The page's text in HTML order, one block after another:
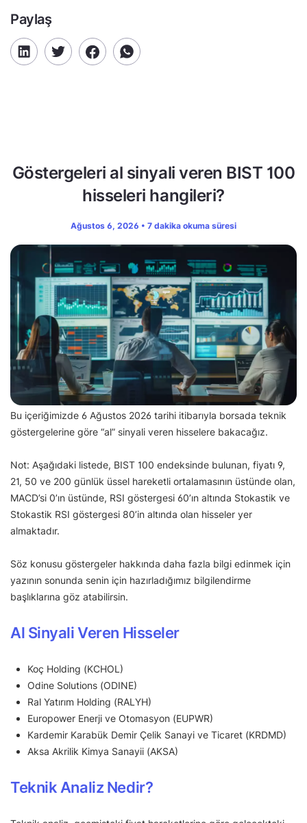
Paylaş
Göstergeleri al sinyali veren BIST 100
hisseleri hangileri?
Ağustos 6, 2026 • 7 dakika okuma süresi
Bu içeriğimizde 6 Ağustos 2026 tarihi itibarıyla borsada teknik
göstergelerine göre “al” sinyali veren hisselere bakacağız.
Not: Aşağıdaki listede, BIST 100 endeksinde bulunan, fiyatı 9,
21, 50 ve 200 günlük üssel hareketli ortalamasının üstünde olan,
MACD’si 0’ın üstünde, RSI göstergesi 60’ın altında Stokastik ve
Stokastik RSI göstergesi 80’in altında olan hisseler yer
almaktadır.
Söz konusu göstergeler hakkında daha fazla bilgi edinmek için
yazının sonunda senin için hazırladığımız bilgilendirme
başlıklarına göz atabilirsin.
Al Sinyali Veren Hisseler
Koç Holding (KCHOL)
Odine Solutions (ODINE)
Ral Yatırım Holding (RALYH)
Europower Enerji ve Otomasyon (EUPWR)
Kardemir Karabük Demir Çelik Sanayi ve Ticaret (KRDMD)
Aksa Akrilik Kimya Sanayii (AKSA)
Teknik Analiz Nedir?